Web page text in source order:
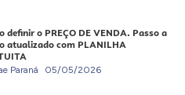
definir o PREÇO DE VENDA. Passo a
atualizado com PLANILHA
Paraná 05/05/2026